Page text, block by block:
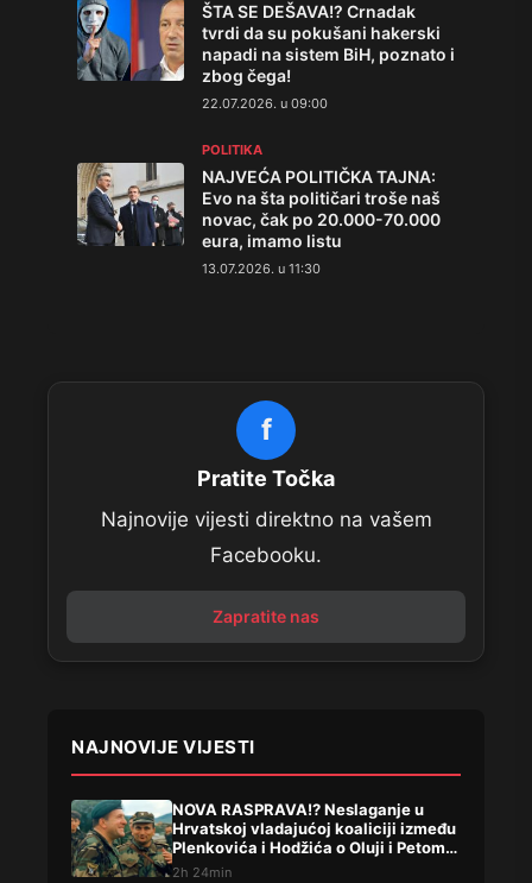
ŠTA SE DEŠAVA!? Crnadak
tvrdi da su pokušani hakerski
napadi na sistem BiH, poznato i
zbog čega!
22.07.2026. u 09:00
POLITIKA
NAJVEĆA POLITIČKA TAJNA:
Evo na šta političari troše naš
novac, čak po 20.000-70.000
eura, imamo listu
13.07.2026. u 11:30
f
Pratite Točka
Najnovije vijesti direktno na vašem
Facebooku.
Zapratite nas
NAJNOVIJE VIJESTI
NOVA RASPRAVA!? Neslaganje u
Hrvatskoj vladajućoj koaliciji između
Plenkovića i Hodžića o Oluji i Petom
korpusu ARBIH!
2h 24min